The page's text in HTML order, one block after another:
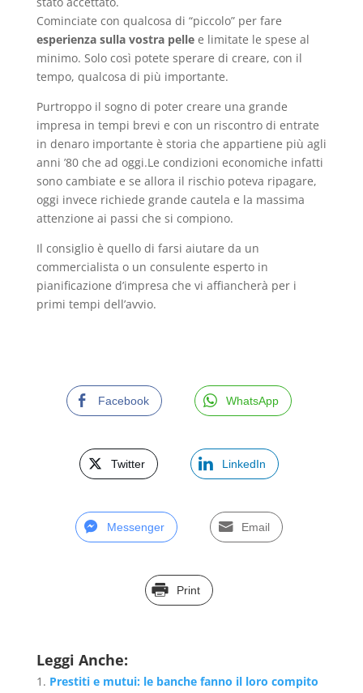
Cominciate con qualcosa di “piccolo” per fare
esperienza sulla vostra pellee limitate le spese al
minimo. Solo così potete sperare di creare, con il
tempo, qualcosa di più importante.
Purtroppo il sogno di poter creare una grande
impresa in tempi brevi e con un riscontro di entrate
in denaro importante è storia che appartiene più agli
anni ’80 che ad oggi.Le condizioni economiche infatti
sono cambiate e se allora il rischio poteva ripagare,
oggi invece richiede grande cautela e la massima
attenzione ai passi che si compiono.
Il consiglio è quello di farsi aiutare da un
commercialista o un consulente esperto in
pianificazione d’impresa che vi affiancherà per i
primi tempi dell’avvio.
Facebook WhatsApp
Twitter LinkedIn
Messenger Email
Print
Leggi Anche:
Prestiti e mutui: le banche fanno il loro compito